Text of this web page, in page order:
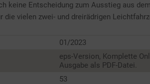
keine Entscheidung zum Ausstieg aus
die vielen zwei- und dreirädrigen
01/2023
eps-Version, Komplette
Ausgabe als PDF-Datei.
53